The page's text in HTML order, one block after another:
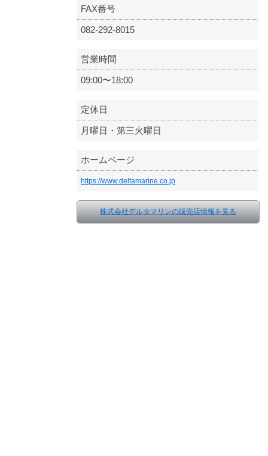
FAX番号
082-292-8015
営業時間
09:00〜18:00
定休日
月曜日・第三火曜日
ホームページ
https://www.deltamarine.co.jp
株式会社デルタマリンの販売店情報を見る